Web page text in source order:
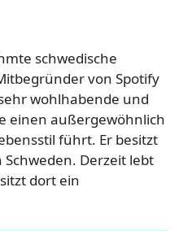
schwedische
von Spotify
wohlhabende und
einen außergewöhnlich
führt. Er besitzt
Derzeit lebt
dort ein